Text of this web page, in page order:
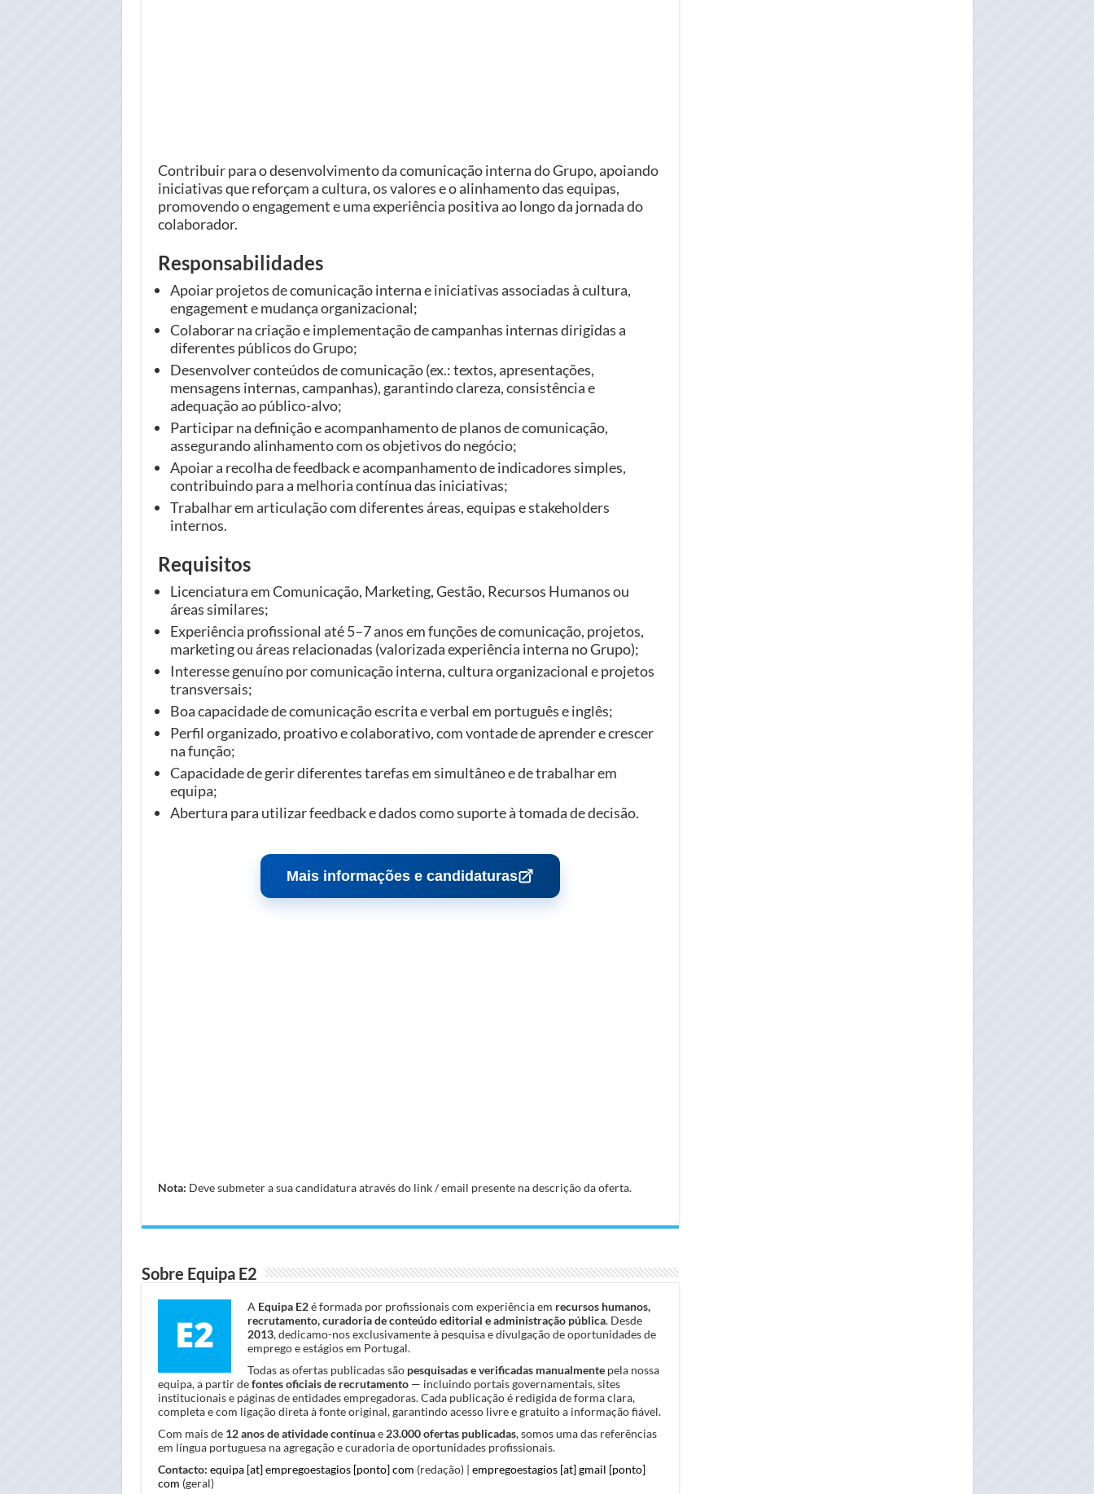
Contribuir para o desenvolvimento da comunicação interna do Grupo, apoiando
iniciativas que reforçam a cultura, os valores e o alinhamento das equipas,
promovendo o engagement e uma experiência positiva ao longo da jornada do
colaborador.
Responsabilidades
Apoiar projetos de comunicação interna e iniciativas associadas à cultura,
engagement e mudança organizacional;
Colaborar na criação e implementação de campanhas internas dirigidas a
diferentes públicos do Grupo;
Desenvolver conteúdos de comunicação (ex.: textos, apresentações,
mensagens internas, campanhas), garantindo clareza, consistência e
adequação ao público-alvo;
Participar na definição e acompanhamento de planos de comunicação,
assegurando alinhamento com os objetivos do negócio;
Apoiar a recolha de feedback e acompanhamento de indicadores simples,
contribuindo para a melhoria contínua das iniciativas;
Trabalhar em articulação com diferentes áreas, equipas e stakeholders
internos.
Requisitos
Licenciatura em Comunicação, Marketing, Gestão, Recursos Humanos ou
áreas similares;
Experiência profissional até 5–7 anos em funções de comunicação, projetos,
marketing ou áreas relacionadas (valorizada experiência interna no Grupo);
Interesse genuíno por comunicação interna, cultura organizacional e projetos
transversais;
Boa capacidade de comunicação escrita e verbal em português e inglês;
Perfil organizado, proativo e colaborativo, com vontade de aprender e crescer
na função;
Capacidade de gerir diferentes tarefas em simultâneo e de trabalhar em
equipa;
Abertura para utilizar feedback e dados como suporte à tomada de decisão.
Mais informações e candidaturas
Nota: Deve submeter a sua candidatura através do link / email presente na descrição da oferta.
Sobre Equipa E2
A Equipa E2é formada por profissionais com experiência em recursos humanos,
recrutamento, curadoria de conteúdo editorial e administração pública. Desde
2013, dedicamo-nos exclusivamente à pesquisa e divulgação de oportunidades de
emprego e estágios em Portugal.
Todas as ofertas publicadas são pesquisadas e verificadas manualmentepela nossa
equipa, a partir defontes oficiais de recrutamento— incluindo portais governamentais, sites
institucionais e páginas de entidades empregadoras. Cada publicação é redigida de forma clara,
completa e com ligação direta à fonte original, garantindo acesso livre e gratuito a informação fiável.
Com mais de 12 anos de atividade contínuae 23.000 ofertas publicadas, somos uma das referências
em língua portuguesa na agregação e curadoria de oportunidades profissionais.
Contacto: equipa [at] empregoestagios [ponto] com (redação) | empregoestagios [at] gmail [ponto]
com (geral)